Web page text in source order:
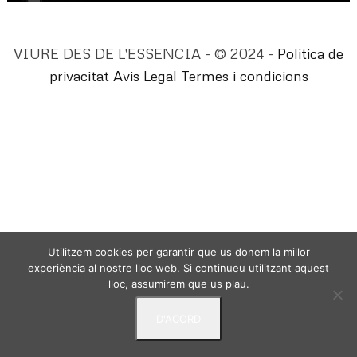
VIURE DES DE L'ESSENCIA - © 2024 - Politica de
privacitat Avis Legal Termes i condicions
Utilitzem cookies per garantir que us donem la millor
experiència al nostre lloc web. Si continueu utilitzant aquest
lloc, assumirem que us plau.